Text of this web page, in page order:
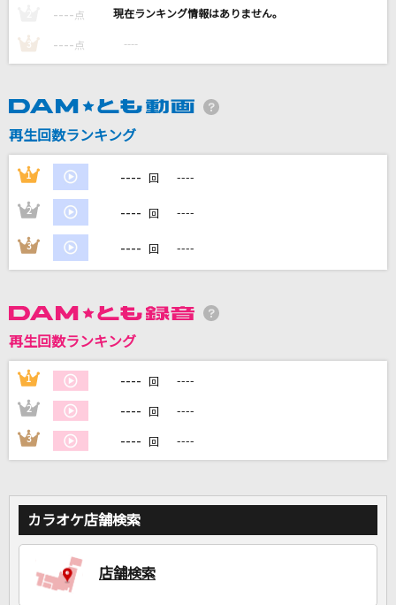
Novelbright
ピノキオピー
1・2・3
After the Rain [そらる×まふまふ]
奇跡の人
SUPER EIGHT
ロードオブメジャー
[生音]ピタカゲ(CROOKED)(BIGBANG JAPAN D
OME TOUR 2013～2014)
G-DRAGON(from BIGBANG)
もっと見る
DAMの新曲・ランキングなど
---- 点 ----
3 ---- 点 ----
再生回数ランキング
1 ---- 回 ----
2 ---- 回 ----
3 ---- 回 ----
再生回数ランキング
1 ---- 回 ----
2 ---- 回 ----
3 ---- 回 ----
カラオケ店舗検索
店舗検索